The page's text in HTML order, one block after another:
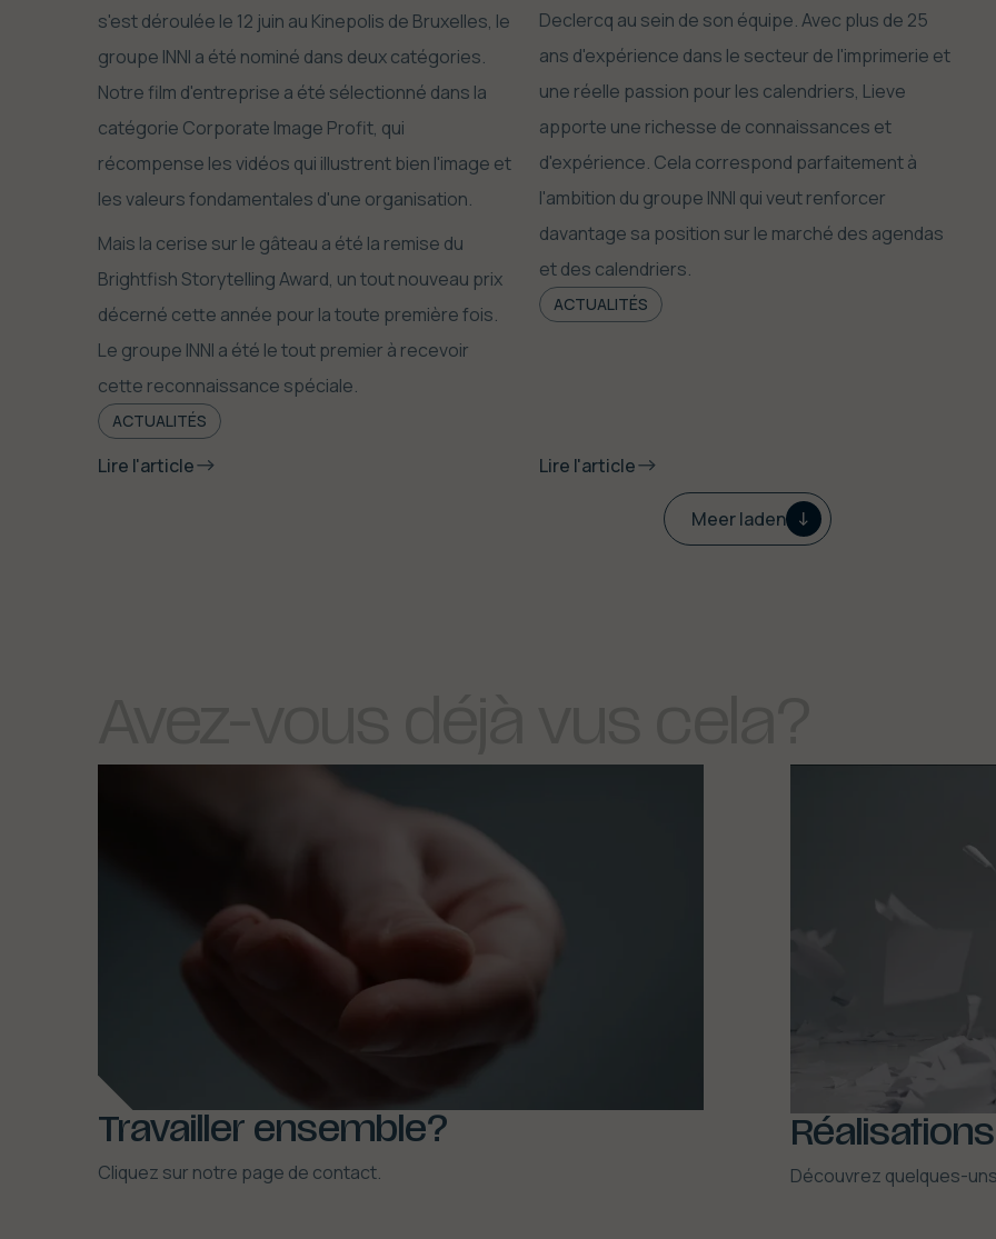
s'est déroulée le 12 juin au Kinepolis de Bruxelles, le
groupe INNI a été nominé dans deux catégories.
Notre film d'entreprise a été sélectionné dans la
catégorie Corporate Image Profit, qui
récompense les vidéos qui illustrent bien l'image et
les valeurs fondamentales d'une organisation.
Mais la cerise sur le gâteau a été la remise du
Brightfish Storytelling Award, un tout nouveau prix
décerné cette année pour la toute première fois.
Le groupe INNI a été le tout premier à recevoir
cette reconnaissance spéciale.
ACTUALITÉS
Lire l'article
Declercq au sein de son équipe. Avec plus de 25
ans d'expérience dans le secteur de l'imprimerie et
une réelle passion pour les calendriers, Lieve
apporte une richesse de connaissances et
d'expérience. Cela correspond parfaitement à
l'ambition du groupe INNI qui veut renforcer
davantage sa position sur le marché des agendas
et des calendriers.
ACTUALITÉS
Lire l'article
Meer laden
Travailler ensemble?
Cliquez sur notre page de contact.
Réalisations
Découvrez quelques-